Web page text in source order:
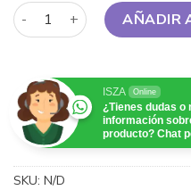
Sheglam - Glow Addict Lip
AÑADIR
ISZA Online
¿Tienes dudas o
información
producto? Chat
SKU: N/D